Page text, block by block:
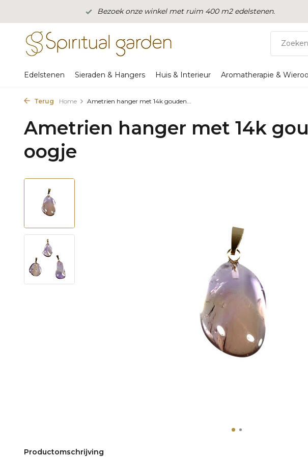
Bezoek onze winkel met ruim 400 m2 edelstenen.
Edelstenen Sieraden & Hangers Huis & Interieur Aromatherapie &
Terug Home Ametrien hanger met 14k gouden...
Ametrien hanger met 14k
oogje
Productomschrijving